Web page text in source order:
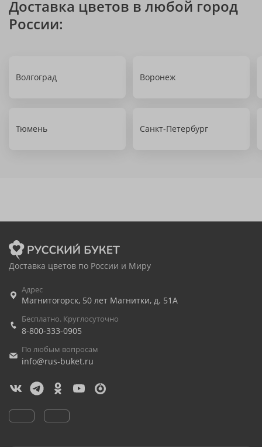
Доставка цветов в любой город
России:
Волгоград Воронеж
Тюмень Санкт-Петербург
Доставка цветов по России и Миру
Адрес
Магнитогорск, 50 лет Магнитки, д. 51А
Бесплатно. Круглосуточно
8-800-333-0905
По любым вопросам
info@rus-buket.ru